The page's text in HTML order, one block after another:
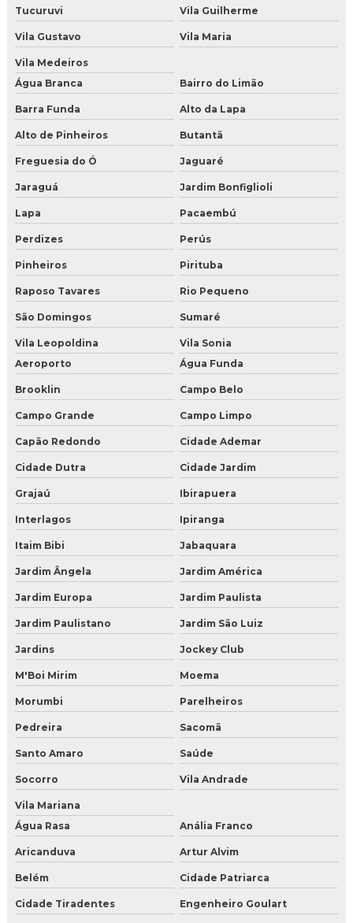
Comprar gelo seco para festas
Comprar gelo seco sao paulo
Comprar gelo seco sp
Distribuidor de gelo seco
Fabrica de gelo seco em sao paulo
Gelo seco comprar preço
Gelo seco onde comprar
Gelo seco onde comprar sp zona oeste
Gelo seco onde comprar sp zona sul
Gelo seco onde encontrar
Gelo seco preço onde comprar
Gelo seco valor
Onde encontrar gelo seco
Onde vende gelo seco
Valor de gelo seco
Venda de gelo seco em sao paulo
Gelo seco para comprar
Onde encontrar gelo seco e quanto custa
Vender gelo seco
Comprar gelo seco para jateamento
Distribuidor de gelo seco
Distribuidor de gelo seco em BH
Distribuidor de gelo seco em Campo Grande
Distribuidor de gelo seco em curitiba
Distribuidor de gelo seco em nuggets
Tucuruvi Vila Guilherme
Vila Gustavo Vila Maria
Vila Medeiros
Água Branca
Bairro do Limão
Barra Funda Alto da Lapa
Alto de Pinheiros Butantã
Freguesia do Ó Jaguaré
Jaraguá Jardim Bonfiglioli
Lapa Pacaembú
Perdizes Perús
Pinheiros Pirituba
Raposo Tavares Rio Pequeno
São Domingos Sumaré
Vila Leopoldina
Vila Sonia
Aeroporto
Água Funda
Brooklin Campo Belo
Campo Grande Campo Limpo
Capão Redondo Cidade Ademar
Cidade Dutra Cidade Jardim
Grajaú Ibirapuera
Interlagos Ipiranga
Itaim Bibi Jabaquara
Jardim Ângela Jardim América
Jardim Europa Jardim Paulista
Jardim Paulistano Jardim São Luiz
Jardins Jockey Club
M'Boi Mirim Moema
Morumbi Parelheiros
Pedreira Sacomã
Santo Amaro Saúde
Socorro Vila Andrade
Vila Mariana
Água Rasa
Anália Franco
Aricanduva Artur Alvim
Belém Cidade Patriarca
Cidade Tiradentes Engenheiro Goulart